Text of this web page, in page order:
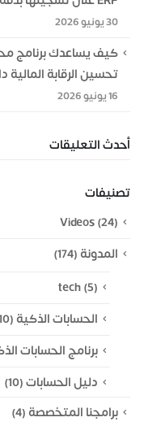
30 يونيو 2026
كيف يساعدك برنامج
تحسين الرقابة
16 يونيو 2026
أحدث التعليقات
تصنيفات
Videos(24)
المدونة (174)
tech(5)
الحسابات الذكية (10)
برنامج الحسابات
دليل الحسابات(10)
برامجنا المتخصصة (4)